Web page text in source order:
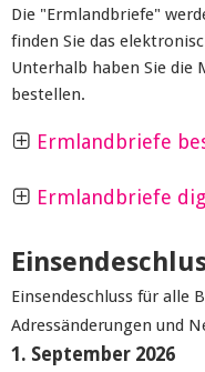
Die "Ermlandbriefe"
finden Sie das
Unterhalb haben Sie die
bestellen.
Ermlandbriefe
Ermlandbriefe
Einsendeschluss für alle
Adressänderungen und
1. September 2026